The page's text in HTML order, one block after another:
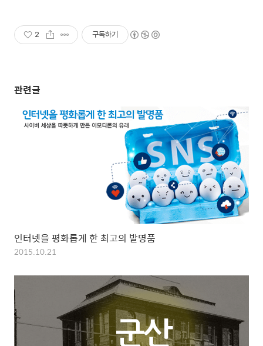
2 구독하기
관련글
인터넷을 평화롭게 한 최고의 발명품
2015.10.21